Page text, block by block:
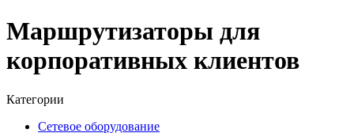
Маршрутизаторы для
корпоративных клиентов
Категории
Сетевое оборудование